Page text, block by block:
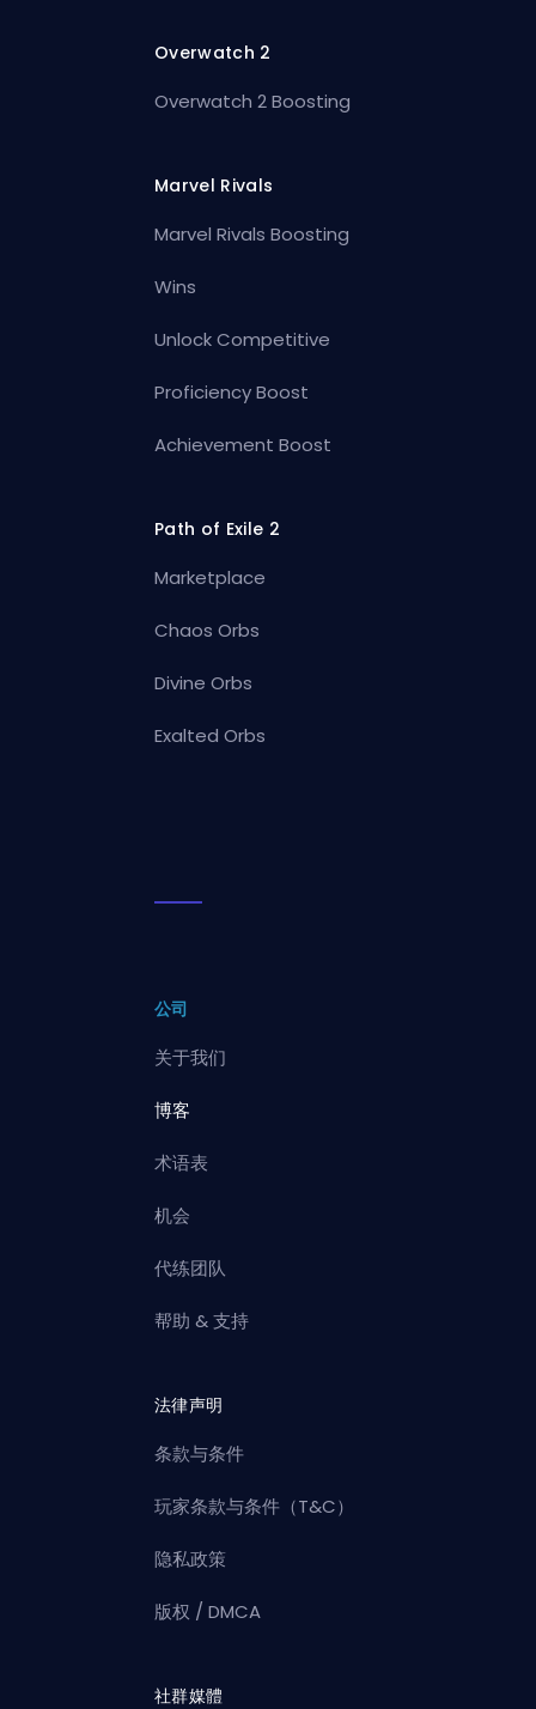
Overwatch 2
Overwatch 2 Boosting
Marvel Rivals
Marvel Rivals Boosting
Wins
Unlock Competitive
Proficiency Boost
Achievement Boost
Path of Exile 2
Marketplace
Chaos Orbs
Divine Orbs
Exalted Orbs
公司
关于我们
博客
术语表
机会
代练团队
帮助 & 支持
法律声明
条款与条件
玩家条款与条件（T&C）
隐私政策
版权 / DMCA
社群媒體